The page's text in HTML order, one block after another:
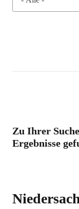
Zu Ihrer
Ergebnisse